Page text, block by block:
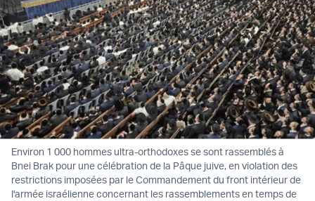
Environ 1 000 hommes ultra-orthodoxes se sont rassemblés à
Bnei Brak pour une célébration de la Pâque juive, en violation des
restrictions imposées par le Commandement du front intérieur de
l'armée israélienne concernant les rassemblements en temps de